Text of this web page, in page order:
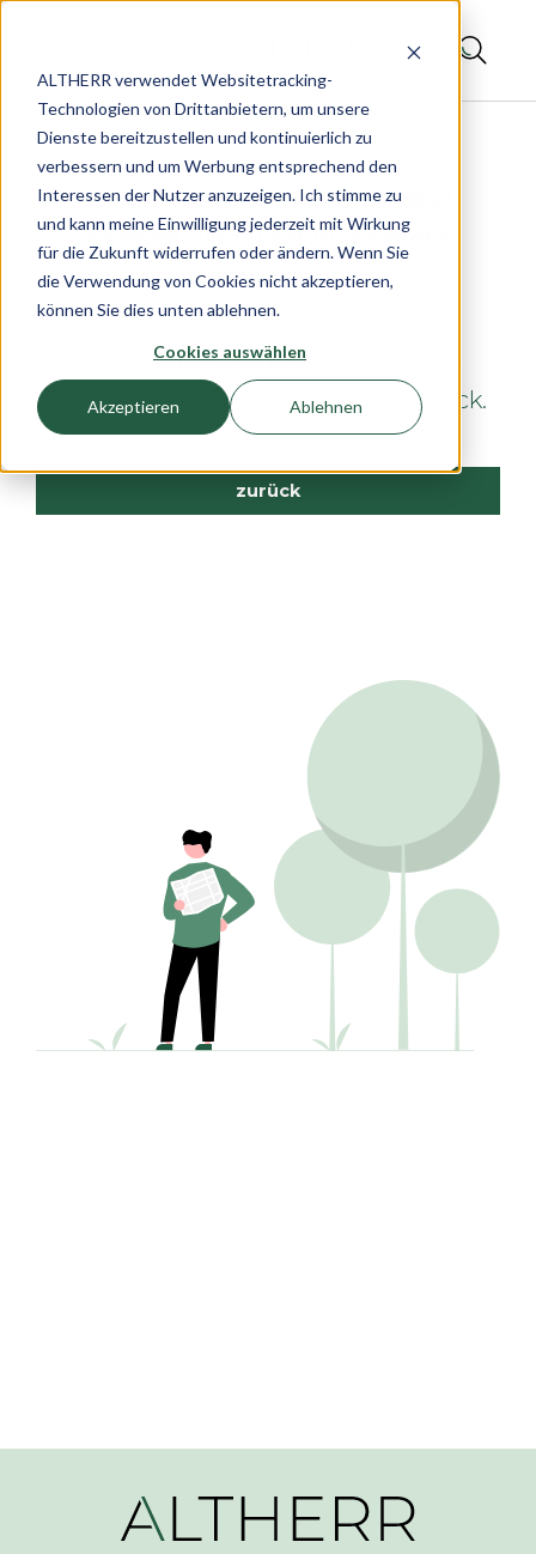
ALTHERR verwendet Websitetracking-
Technologien von Drittanbietern, um unsere
Dienste bereitzustellen und kontinuierlich zu
verbessern und um Werbung entsprechend den
Interessen der Nutzer anzuzeigen. Ich stimme zu
und kann meine Einwilligung jederzeit mit Wirkung
für die Zukunft widerrufen oder ändern. Wenn Sie
die Verwendung von Cookies nicht akzeptieren,
können Sie dies unten ablehnen.
Cookies auswählen
Akzeptieren Ablehnen
Es tut uns leid, diesen Artikel
können wir leider nicht mehr
anbieten.
Hier geht es zu unserer aktuellen
Marken- und Produktauswahl zurück.
zurück